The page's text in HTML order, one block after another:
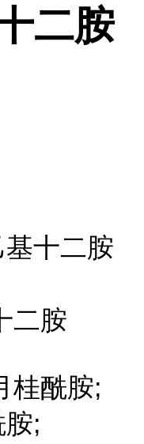
二胺
十二胺
二胺
桂酰胺;
;